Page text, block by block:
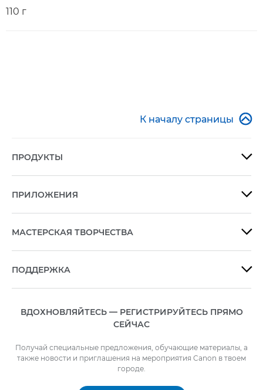
110 г
К началу страницы 
ПРОДУКТЫ 
ПРИЛОЖЕНИЯ 
МАСТЕРСКАЯ ТВОРЧЕСТВА 
ПОДДЕРЖКА 
ВДОХНОВЛЯЙТЕСЬ — РЕГИСТРИРУЙТЕСЬ ПРЯМО
СЕЙЧАС
Получай специальные предложения, обучающие материалы, а
также новости и приглашения на мероприятия Canon в твоем
городе.